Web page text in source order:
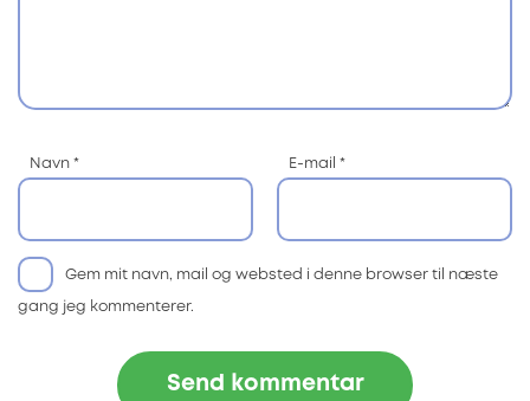
Navn * E-mail *
Gem mit navn, mail og websted i denne browser til næste
gang jeg kommenterer.